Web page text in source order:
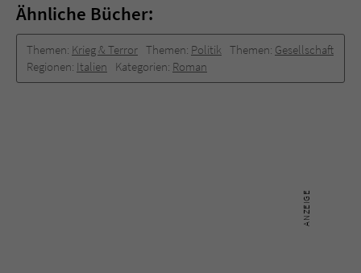
Ähnliche Bücher:
Themen: Krieg & Terror Themen: Politik Themen: Gesellschaft
Regionen: Italien Kategorien: Roman